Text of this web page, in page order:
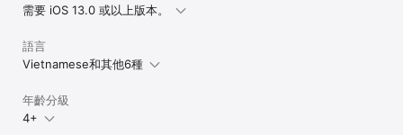
需要 iOS 13.0 或以上版本。
語言
Vietnamese和其他6種
年齡分級
4+